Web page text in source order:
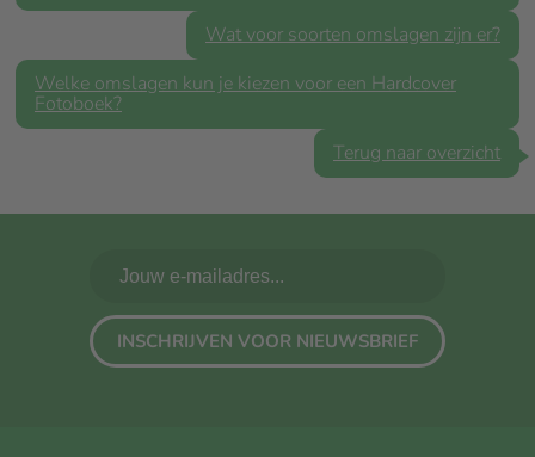
Wat voor soorten omslagen zijn er?
Welke omslagen kun je kiezen voor een Hardcover
Fotoboek?
Terug naar overzicht
INSCHRIJVEN VOOR NIEUWSBRIEF